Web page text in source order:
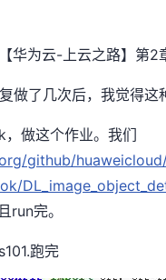
华为云-上云之路】第
了几次后，我觉得这
做这个作业。我们
github/
run完。
跑完